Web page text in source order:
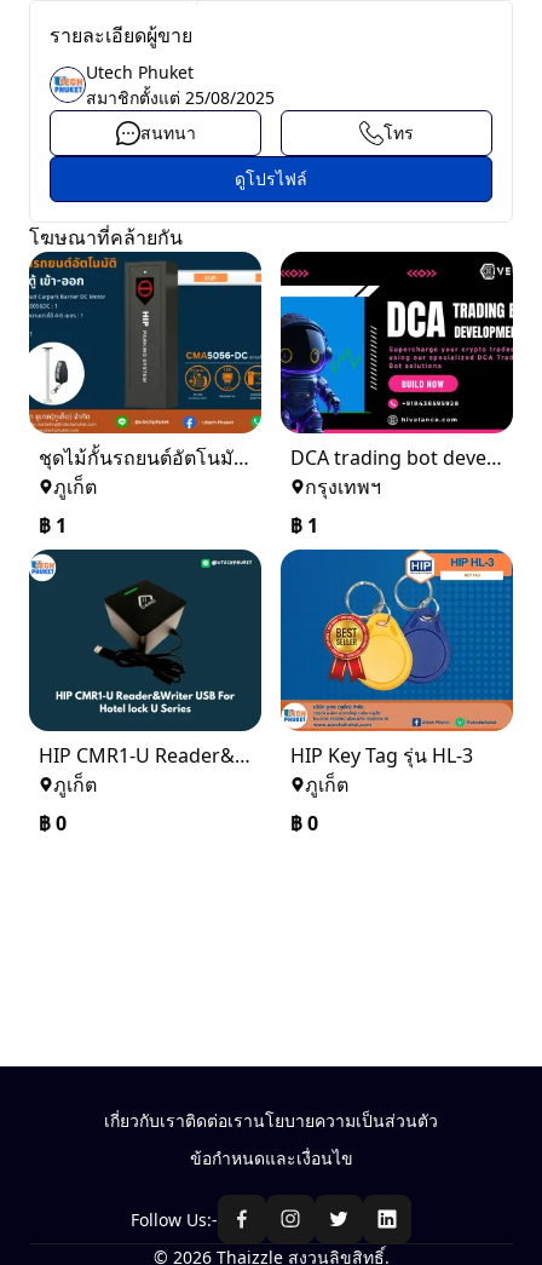
รายละเอียดผู้ขาย
Utech Phuket
สมาชิกตั้งแต่ 25/08/2025
สนทนา
โทร
ดูโปรไฟล์
โฆษณาที่คล้ายกัน
ชุดไม้กั้นรถยนต์อัตโนมัติ 1 ตู้ เข้า - ออก
ภูเก็ต
฿ 1
DCA trading bot development
กรุงเทพฯ
฿ 1
HIP CMR1-U Reader&Writer USB For Hotel lock U Series
ภูเก็ต
฿0
HIP Key Tag รุ่น HL-3
ภูเก็ต
฿0
เกี่ยวกับเราติดต่อเรานโยบายความเป็นส่วนตัว
ข้อกำหนดและเงื่อนไข
Follow Us:-
© 2026 Thaizzle สงวนลิขสิทธิ์.